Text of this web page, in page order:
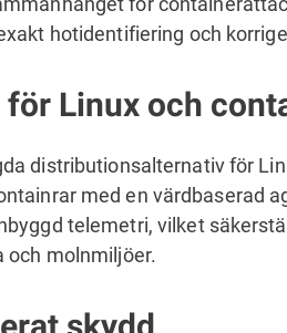
hotidentifiering och
för Linux och
distributionsalternativ för
med en värdbaserad
telemetri, vilket
och molnmiljöer.